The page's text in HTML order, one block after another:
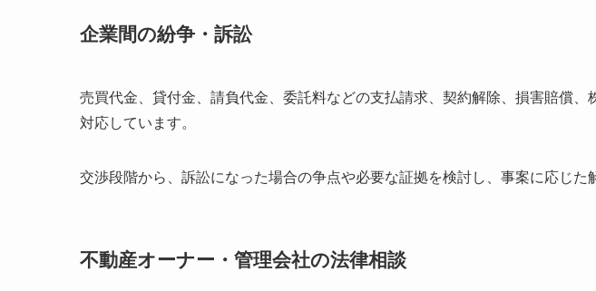
企業間の紛争・訴訟
売買代金、貸付金、請負代金、委託料などの支払請求、契約解除、損害賠償、
対応しています。
交渉段階から、訴訟になった場合の争点や必要な証拠を検討し、事案に応じた
不動産オーナー・管理会社の法律相談